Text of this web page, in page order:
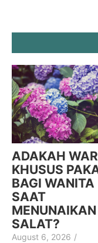
ADAKAH
KHUSUS
BAGI WANITA
SAAT
MENUNAIKAN
SALAT?
August 6, 2026 /